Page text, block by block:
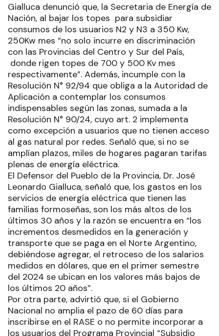
Gialluca denunció que, la Secretaria de Energía de
Nación, al bajar los topes para subsidiar
consumos de los usuarios N2 y N3 a 350 Kw,
250Kw mes “no solo incurre en discriminación
con las Provincias del Centro y Sur del País,
donde rigen topes de 700 y 500 Kv mes
respectivamente”. Además, incumple con la
Resolución N° 92/94 que obliga a la Autoridad de
Aplicación a contemplar los consumos
indispensables según las zonas, sumada a la
Resolución N° 90/24, cuyo art. 2 implementa
como excepción a usuarios que no tienen acceso
al gas natural por redes. Señaló que, si no se
amplían plazos, miles de hogares pagaran tarifas
plenas de energía eléctrica.
El Defensor del Pueblo de la Provincia, Dr. José
Leonardo Gialluca, señaló que, los gastos en los
servicios de energía eléctrica que tienen las
familias formoseñas, son los más altos de los
últimos 30 años y la razón se encuentra en “los
incrementos desmedidos en la generación y
transporte que se paga en el Norte Argentino,
debiéndose agregar, el retroceso de los salarios
medidos en dólares, que en el primer semestre
del 2024 se ubican en los valores más bajos de
los últimos 20 años”.
Por otra parte, advirtió que, si el Gobierno
Nacional no amplia el pazo de 60 días para
inscribirse en el RASE o no permite incorporar a
los usuarios del Programa Provincial “Subsidio